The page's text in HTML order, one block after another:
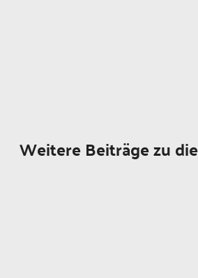
Weitere Beiträge zu